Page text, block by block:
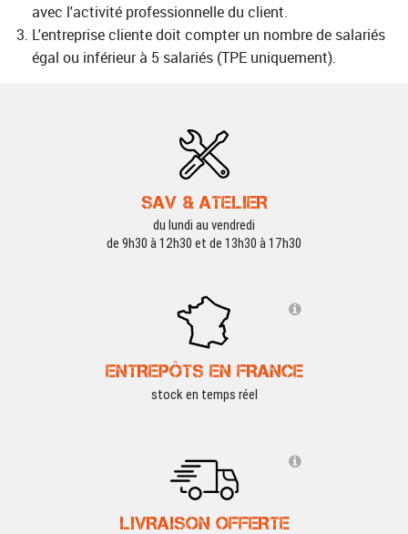
avec l'activité professionnelle du client.
L'entreprise cliente doit compter un nombre de salariés
égal ou inférieur à 5 salariés (TPE uniquement).
SAV & ATELIER
du lundi au vendredi
de 9h30 à 12h30 et de 13h30 à 17h30
ENTREPÔTS EN FRANCE
stock en temps réel
LIVRAISON OFFERTE